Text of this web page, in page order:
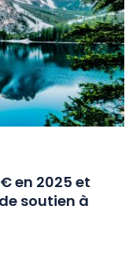
en 2025 et
soutien à